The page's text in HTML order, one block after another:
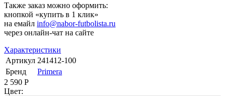
Также заказ можно оформить:
кнопкой «купить в 1 клик»
на емайл info@nabor-futbolista.ru
через онлайн-чат на сайте
Характеристики
Артикул 241412-100
Бренд
Primera
2 590 Р
Цвет: